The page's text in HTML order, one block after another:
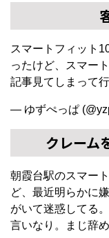
スマートフィット
ったけど、スマー
記事見てしまって
— ゆずぺっぱ
クレーム
朝霞台駅のスマー
ど、最近明らかに
がいて迷惑してる
言いなり。まじ辞め